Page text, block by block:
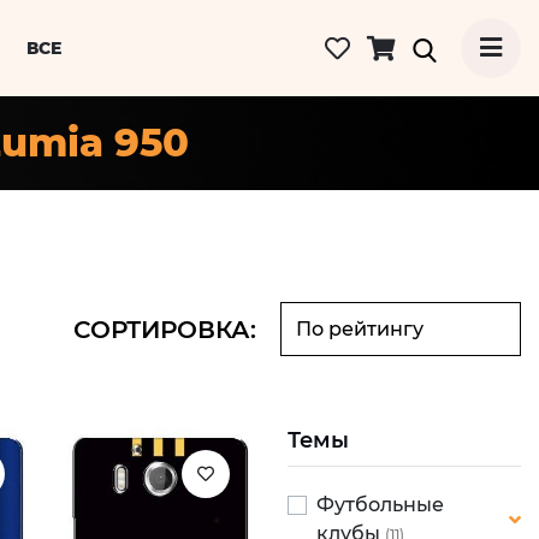
ВСЕ
950
СОРТИРОВКА:
Темы
Футбольные
клубы (11)